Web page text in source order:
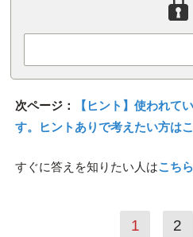
次ページ：
【ヒント】使われて
す。ヒントありで考えたい方は
すぐに答えを知りたい人はこちら
1 2